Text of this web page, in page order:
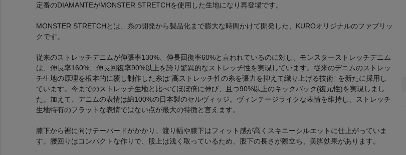
定番のDIAMANTEがMONSTER STRETCHを使用した生地になり再登場です。
MONSTER STRETCHとは、糸の開発から製品化まで膨大な時間かけて開発した、KUROオリジナルのファブリッ
クです。
従来のストレッチデニムが伸張率130%、伸長回復率60%と言われているのに対し、モンスターストレッチデニム
は、伸長率160%、伸長回復率90%以上を誇り驚異的なストレッチ性を実現しています。従来のデニムのストレッ
チ生地の原理を根本的に覆し制作した糸は“高ストレッチ性の糸を張力を抑えて織り上げる技術” を新たに採用し
ています。今までのストレッチ生地と比べてほぼ倍に伸び、且つ90%以上のキックバック(復元性)を実現しまし
た。加えて、デニムの表情は綿100%の日本製のセルヴィッジ。ヴィンテージライクな表情を維持し、ストレッチ
生地特有のフラットな表情ではない点が最大の特徴と言えます。
膝下から裾に向けテーパードがかかり、渡り幅や膝下はフィット感が高くスキニーシルエットに仕上がっていま
す。腰回りはコンパクトな作りで、股上は浅く取っているため、股下の長さが際立ち、美脚効果があります。